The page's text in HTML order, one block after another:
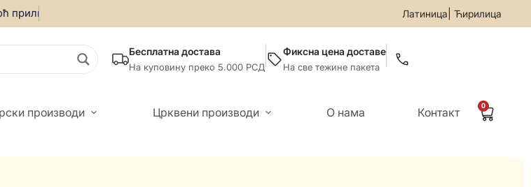
Латиница Ћирилица
онлајн куповине позовите: • За све информације и помоћ приликом онлајн
Бесплатна достава
На куповину преко 5.000 РСД
Фиксна цена доставе
На све тежине пакета
0
производи Црквени производи О нама Контакт